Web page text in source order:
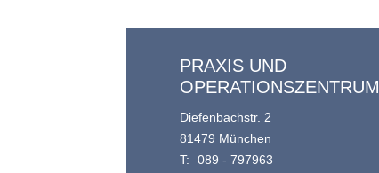
PRAXIS UND
OPERATIONSZENTRUM
Diefenbachstr. 2
81479 München
T:
089 - 797963